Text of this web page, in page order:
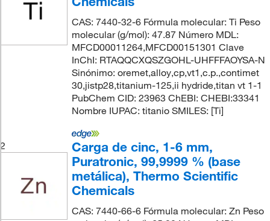
CAS: 7440-32-6 Fórmula molecular: Ti Peso
molecular (g/mol): 47.87 Número MDL:
MFCD00011264,MFCD00151301 Clave
InChI: RTAQQCXQSZGOHL-UHFFFAOYSA-N
Sinónimo: oremet,alloy,cp,vt1,c.p.,contimet
30,jistp28,titanium-125,ii hydride,titan vt 1-1
PubChem CID: 23963 ChEBI: CHEBI:33341
Nombre IUPAC: titanio SMILES: [Ti]
2
Carga de cinc, 1-6 mm,
Puratronic, 99,9999 % (base
metálica), Thermo Scientific
Chemicals
CAS: 7440-66-6 Fórmula molecular: Zn Peso